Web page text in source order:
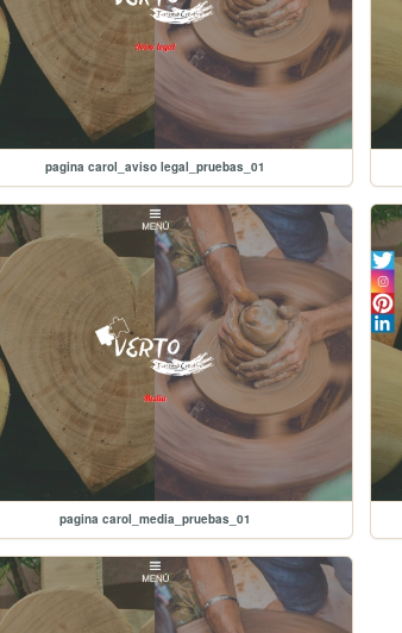
pagina carol_aviso legal_pruebas_01
pagina carol_media_pruebas_01